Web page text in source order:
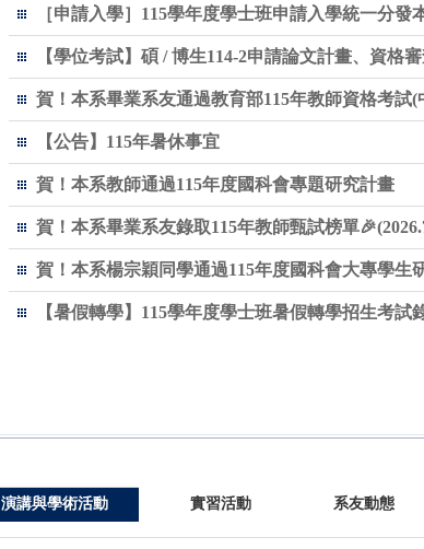
115分發入學招生中
［申請入學］115學年度學士班申請入學統一分發
【學位考試】碩 / 博生114-2申請論文計畫、資格
賀！本系畢業系友通過教育部115年教師資格考試
【公告】115年暑休事宜
賀！本系教師通過115年度國科會專題研究計畫
賀！本系畢業系友錄取115年教師甄試榜單
賀！本系楊宗穎同學通過115年度國科會大專學生
【暑假轉學】115學年度學士班暑假轉學招生考試
演講與學術活動 實習活動 系友動態